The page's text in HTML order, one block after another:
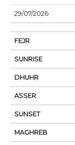
29/07/2026